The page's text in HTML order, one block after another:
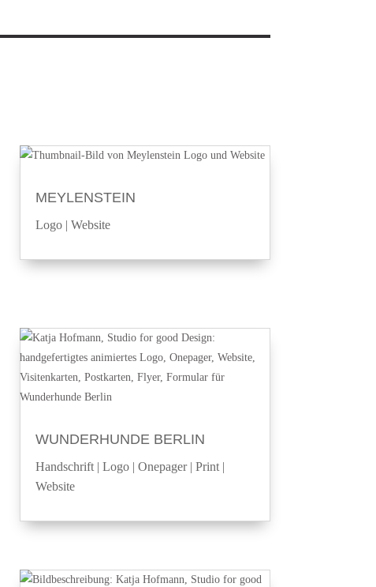
MEYLENSTEIN
Logo| Website
WUNDERHUNDE BERLIN
Handschrift| Logo| Onepager| Print|
Website